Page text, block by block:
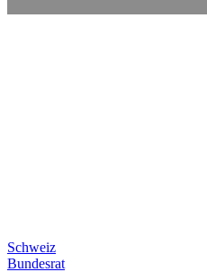
Schweiz
Bundesrat